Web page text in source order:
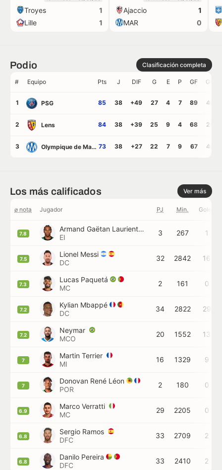
Camisetas
Troyes
1
Lille
1
Ajaccio
1
MAR
0
Podio Clasificación completa
# Equipo Pts J DIF G E P GF GC
1 PSG 85 38 +49 27 4 7 89 40
2 Lens 84 38 +39 25 9 4 68 29
3 Olympique de Marsella 73 38 +27 22 7 9 67 40
Los más calificados Ver más
⌀ nota Jugador PJ Min. Goles
7.8
Armand Gaëtan Laurienté
EI
3 267 1
7.5
Lionel Messi
DC
32 2842 16
7.3
Lucas Paquetá
MC
2 161 0
7.2
Kylian Mbappé
DC
34 2822 29
7.2
Neymar
MCO
20 1552 13
7
Martin Terrier
MI
16 1329 9
7
Donovan René Léon
POR
2 180 0
6.9
Marco Verratti
MC
29 2205 0
6.8
Sergio Ramos
DFC
33 2709 2
6.8
Danilo Pereira
DFC
33 2410 2